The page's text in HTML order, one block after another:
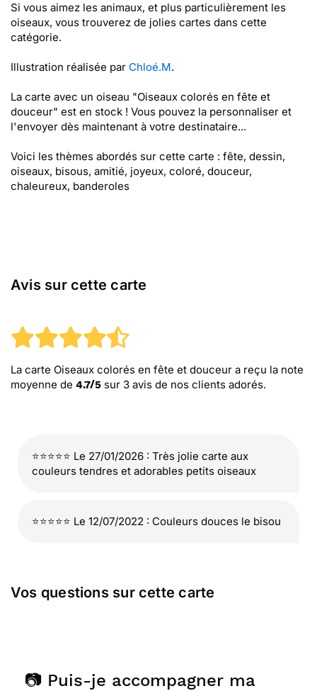
Si vous aimez les animaux, et plus particulièrement les
oiseaux, vous trouverez de jolies cartes dans cette
catégorie.
Illustration réalisée par Chloé.M.
La carte avec un oiseau "Oiseaux colorés en fête et
douceur" est en stock ! Vous pouvez la personnaliser et
l'envoyer dès maintenant à votre destinataire...
Voici les thèmes abordés sur cette carte : fête, dessin,
oiseaux, bisous, amitié, joyeux, coloré, douceur,
chaleureux, banderoles
Avis sur cette carte
La carte Oiseaux colorés en fête et douceur a reçu la note
moyenne de 4.7/5 sur 3 avis de nos clients adorés.
⭐⭐⭐⭐⭐ Le 27/01/2026 : Très jolie carte aux
couleurs tendres et adorables petits oiseaux
⭐⭐⭐⭐⭐ Le 12/07/2022 : Couleurs douces le bisou
Vos questions sur cette carte
📷 Puis-je accompagner ma